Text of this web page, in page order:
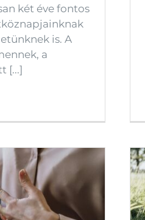
két éve fontos
is. A
a
[...]